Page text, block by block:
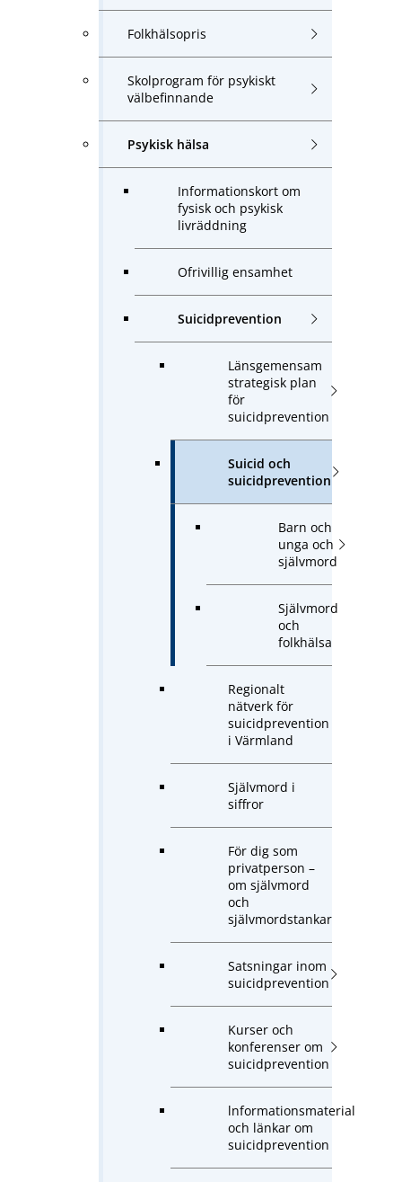
Folkhälsopris
Skolprogram för psykiskt
välbefinnande
Psykisk hälsa
Informationskort om
fysisk och psykisk
livräddning
Ofrivillig ensamhet
Suicidprevention
Länsgemensam
strategisk plan
för
suicidprevention
Suicid och
suicidprevention
Barn och
unga och
självmord
Självmord
och
folkhälsa
Regionalt
nätverk för
suicidprevention
i Värmland
Självmord i
siffror
För dig som
privatperson –
om självmord
och
självmordstankar
Satsningar inom
suicidprevention
Kurser och
konferenser om
suicidprevention
lnformationsmaterial
och länkar om
suicidprevention